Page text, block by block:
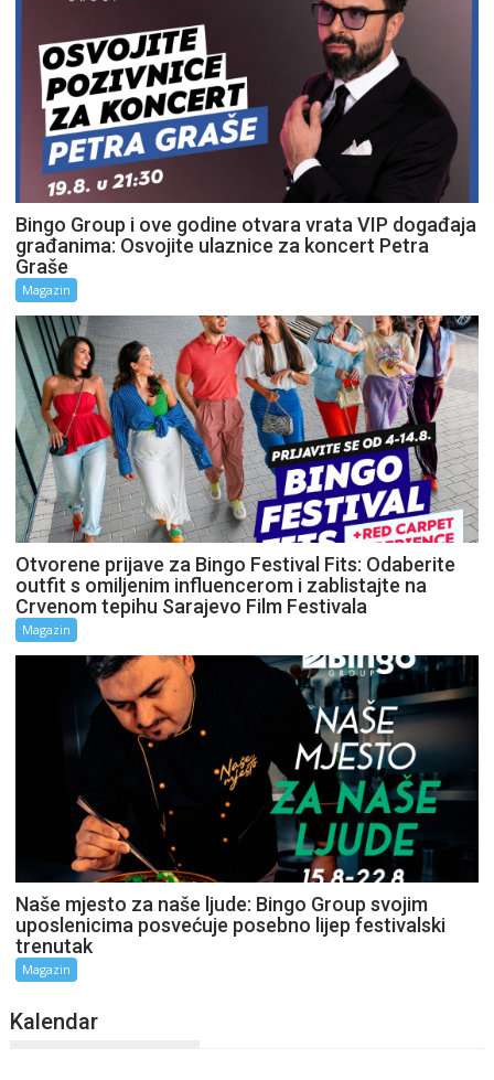
Bingo Group i ove godine otvara vrata VIP događaja
građanima: Osvojite ulaznice za koncert Petra
Graše
Magazin
Otvorene prijave za Bingo Festival Fits: Odaberite
outfit s omiljenim influencerom i zablistajte na
Crvenom tepihu Sarajevo Film Festivala
Magazin
Naše mjesto za naše ljude: Bingo Group svojim
uposlenicima posvećuje posebno lijep festivalski
trenutak
Magazin
Kalendar